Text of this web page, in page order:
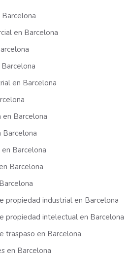
en Barcelona
en Barcelona
en Barcelona
Barcelona
Barcelona
Barcelona
propiedad industrial en Barcelona
propiedad intelectual en Barcelona
traspaso en Barcelona
en Barcelona